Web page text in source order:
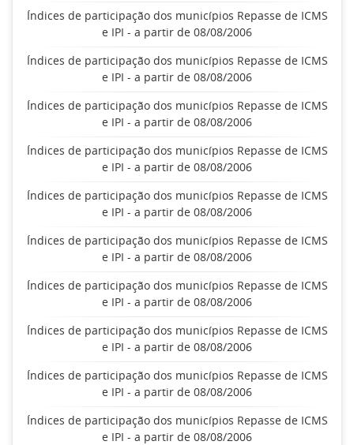
Índices de participação dos municípios Repasse de ICMS
e IPI - a partir de 08/08/2006
Índices de participação dos municípios Repasse de ICMS
e IPI - a partir de 08/08/2006
Índices de participação dos municípios Repasse de ICMS
e IPI - a partir de 08/08/2006
Índices de participação dos municípios Repasse de ICMS
e IPI - a partir de 08/08/2006
Índices de participação dos municípios Repasse de ICMS
e IPI - a partir de 08/08/2006
Índices de participação dos municípios Repasse de ICMS
e IPI - a partir de 08/08/2006
Índices de participação dos municípios Repasse de ICMS
e IPI - a partir de 08/08/2006
Índices de participação dos municípios Repasse de ICMS
e IPI - a partir de 08/08/2006
Índices de participação dos municípios Repasse de ICMS
e IPI - a partir de 08/08/2006
Índices de participação dos municípios Repasse de ICMS
e IPI - a partir de 08/08/2006